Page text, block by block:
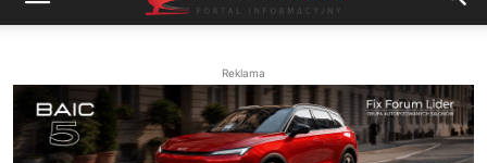
Reklama